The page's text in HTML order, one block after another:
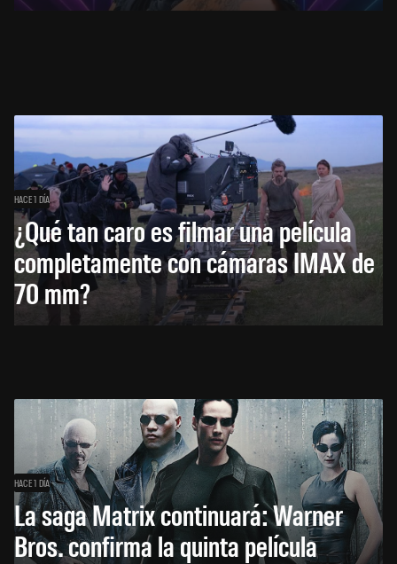
HACE 1 DÍA
¿Qué tan caro es filmar una película
completamente con cámaras IMAX de
70 mm?
HACE 1 DÍA
La saga Matrix continuará: Warner
Bros. confirma la quinta película